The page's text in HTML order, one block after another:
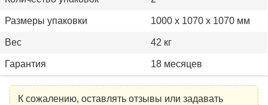
Размеры упаковки 1000 x 1070 x 1070 мм
Вес 42 кг
Гарантия 18 месяцев
К сожалению, оставлять отзывы или задавать